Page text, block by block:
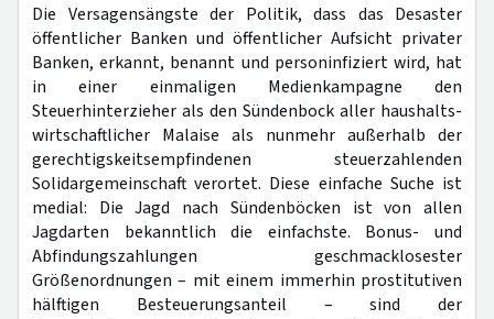
Die Versagensängste der Politik, dass das Desaster
öffentlicher Banken und öffentlicher Aufsicht privater
Banken, erkannt, benannt und personinfiziert wird, hat
in einer einmaligen Medienkampagne den
Steuerhinterzieher als den Sündenbock aller haushalts-
wirtschaftlicher Malaise als nunmehr außerhalb der
gerechtigskeitsempfindenen steuerzahlenden
Solidargemeinschaft verortet. Diese einfache Suche ist
medial: Die Jagd nach Sündenböcken ist von allen
Jagdarten bekanntlich die einfachste. Bonus- und
Abfindungszahlungen geschmacklosester
Größenordnungen – mit einem immerhin prostitutiven
hälftigen Besteuerungsanteil – sind der